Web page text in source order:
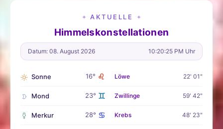
✦ AKTUELLE ✦
Himmelskonstellationen
Datum: 08. August 2026 10:20:26 PM Uhr
Sonne 16° ♌ Löwe 22' 01"
Mond 23° ♊ Zwillinge 59' 42"
Merkur 28° ♋ Krebs 48' 23"